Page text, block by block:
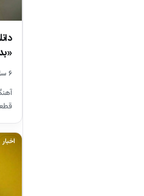
۶ ساعت قبل
اخبار